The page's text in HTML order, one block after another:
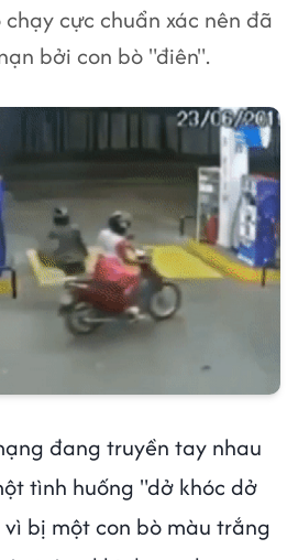
cực chuẩn xác nên đã
bởi con bò "điên".
đang truyền tay nhau
tình huống "dở khóc dở
bị một con bò màu trắng